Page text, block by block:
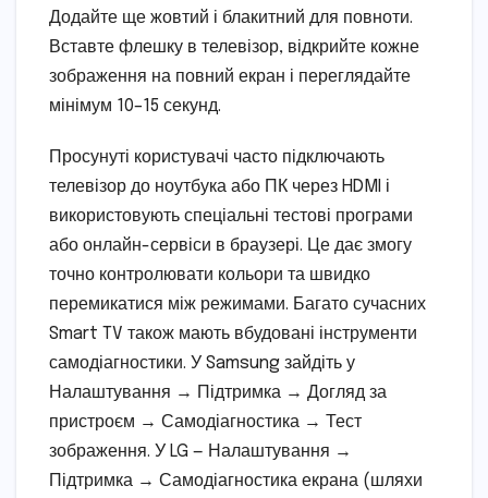
Додайте ще жовтий і блакитний для повноти.
Вставте флешку в телевізор, відкрийте кожне
зображення на повний екран і переглядайте
мінімум 10–15 секунд.
Просунуті користувачі часто підключають
телевізор до ноутбука або ПК через HDMI і
використовують спеціальні тестові програми
або онлайн-сервіси в браузері. Це дає змогу
точно контролювати кольори та швидко
перемикатися між режимами. Багато сучасних
Smart TV також мають вбудовані інструменти
самодіагностики. У Samsung зайдіть у
Налаштування → Підтримка → Догляд за
пристроєм → Самодіагностика → Тест
зображення. У LG — Налаштування →
Підтримка → Самодіагностика екрана (шляхи